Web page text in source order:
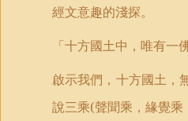
經文意趣的淺探。
「十方國土中，唯有
啟示我們，十方國土，
說三乘(聲聞乘，緣覺乘